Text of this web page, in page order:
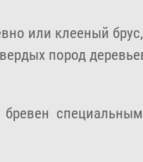
или клееный
пород